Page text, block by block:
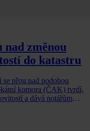
změnou
do katastru
přou nad podobou
komora (ČAK) tvrdí,
a dává notářům